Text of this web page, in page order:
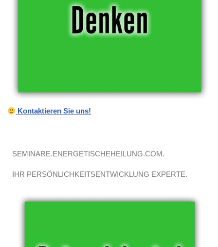
Kontaktieren Sie uns!
SEMINARE.ENERGETISCHEHEILUNG.COM.
IHR PERSÖNLICHKEITSENTWICKLUNG EXPERTE.